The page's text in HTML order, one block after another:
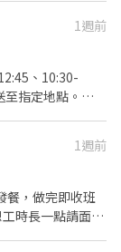
任何銷售工作。 *
,並視現情況做
： 門禁人員：
。 提供友好的
1週前
指定地點。
1週前
餐，做完即收班
時長一點請面